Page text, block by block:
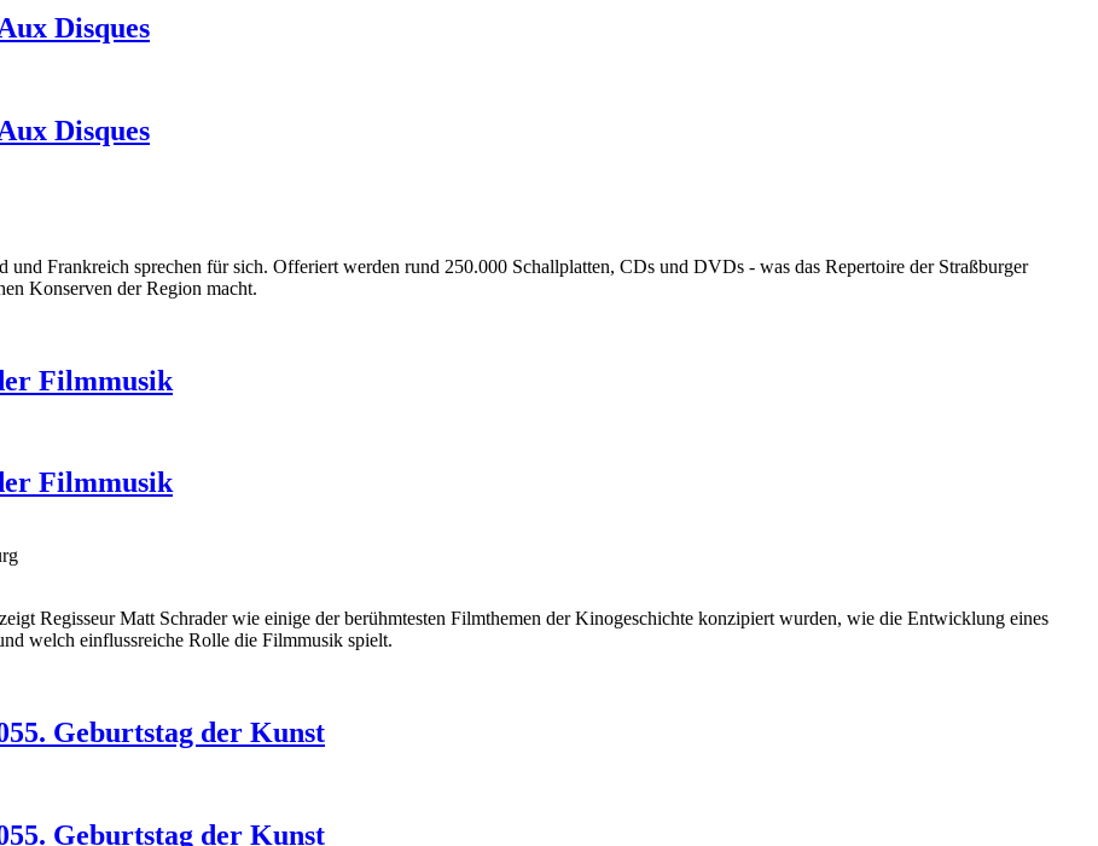
Disques
Disques
und Frankreich sprechen für sich. Offeriert werden rund 250.000 Schallplatten, CDs und DVDs - was das Repertoire der Straßburger
Konserven der Region macht.
Filmmusik
Filmmusik
Regisseur Matt Schrader wie einige der berühmtesten Filmthemen der Kinogeschichte konzipiert wurden, wie die Entwicklung eines
welch einflussreiche Rolle die Filmmusik spielt.
Geburtstag der Kunst
Geburtstag der Kunst